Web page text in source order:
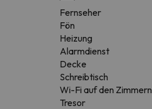
Fernseher
Fön
Heizung
Alarmdienst
Decke
Schreibtisch
Wi-Fi auf den Zimmern
Tresor